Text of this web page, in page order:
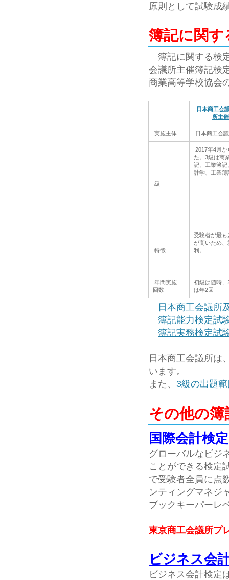
原則として試験成
簿記に関す
簿記に関する検
会議所主催簿記検
商業高等学校協会
日本商工会
所主
実施主体 日本商工会
級
2017年4月
た。3級は商
記、工業簿
計学、工業
特徴
受験者が最
が高いため
利。
年間実施
回数
初級は随時、
は年2回
日本商工会議所
簿記能力検定試
簿記実務検定試
日本商工会議所は
います。
また、 3級の出題
その他の簿
国際会計検
グローバルなビジ
ことができる検定
で受験者全員に点
ンティングマネジ
ブックキーパーレ
東京商工会議所プ
ビジネス会
ビジネス会計検定